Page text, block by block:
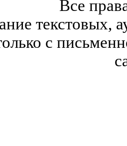
Все
текстовых,
с